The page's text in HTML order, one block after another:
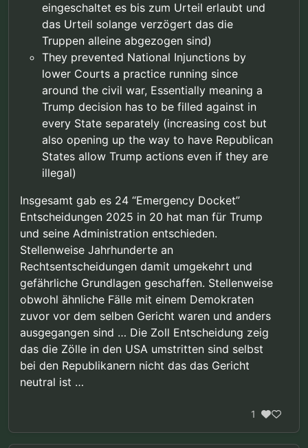
eingeschaltet es bis zum Urteil erlaubt und
das Urteil solange verzögert das die
Truppen alleine abgezogen sind)
They prevented National Injunctions by
lower Courts a practice running since
around the civil war, Essentially meaning a
Trump decision has to be filled against in
every State separately (increasing cost but
also opening up the way to have Republican
States allow Trump actions even if they are
illegal)
Insgesamt gab es 24 “Emergency Docket”
Entscheidungen 2025 in 20 hat man für Trump
und seine Administration entschieden.
Stellenweise Jahrhunderte an
Rechtsentscheidungen damit umgekehrt und
gefährliche Grundlagen geschaffen. Stellenweise
obwohl ähnliche Fälle mit einem Demokraten
zuvor vor dem selben Gericht waren und anders
ausgegangen sind … Die Zoll Entscheidung zeig
das die Zölle in den USA umstritten sind selbst
bei den Republikanern nicht das das Gericht
neutral ist …
1